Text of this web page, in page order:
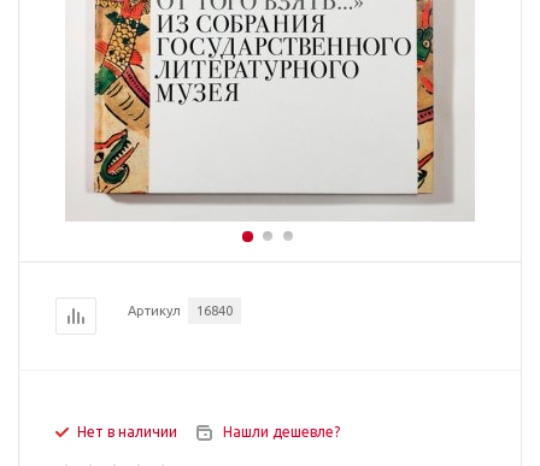
Артикул 16840
Нет в наличии Нашли дешевле?